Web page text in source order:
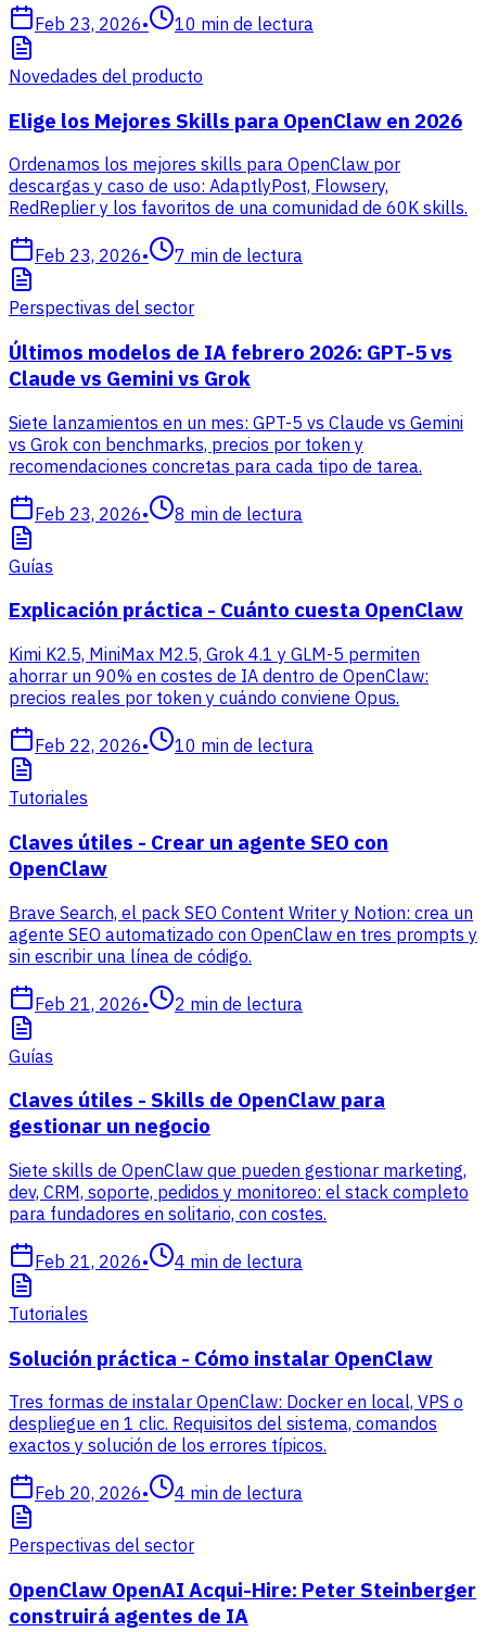
Feb 23, 2026• 10 min de lectura
Novedades del producto
Elige los Mejores Skills para OpenClaw en 2026
Ordenamos los mejores skills para OpenClaw por
descargas y caso de uso: AdaptlyPost, Flowsery,
RedReplier y los favoritos de una comunidad de 60K skills.
Feb 23, 2026• 7 min de lectura
Perspectivas del sector
Últimos modelos de IA febrero 2026: GPT-5 vs
Claude vs Gemini vs Grok
Siete lanzamientos en un mes: GPT-5 vs Claude vs Gemini
vs Grok con benchmarks, precios por token y
recomendaciones concretas para cada tipo de tarea.
Feb 23, 2026• 8 min de lectura
Guías
Explicación práctica - Cuánto cuesta OpenClaw
Kimi K2.5, MiniMax M2.5, Grok 4.1 y GLM-5 permiten
ahorrar un 90% en costes de IA dentro de OpenClaw:
precios reales por token y cuándo conviene Opus.
Feb 22, 2026• 10 min de lectura
Tutoriales
Claves útiles - Crear un agente SEO con
OpenClaw
Brave Search, el pack SEO Content Writer y Notion: crea un
agente SEO automatizado con OpenClaw en tres prompts y
sin escribir una línea de código.
Feb 21, 2026• 2 min de lectura
Guías
Claves útiles - Skills de OpenClaw para
gestionar un negocio
Siete skills de OpenClaw que pueden gestionar marketing,
dev, CRM, soporte, pedidos y monitoreo: el stack completo
para fundadores en solitario, con costes.
Feb 21, 2026• 4 min de lectura
Tutoriales
Solución práctica - Cómo instalar OpenClaw
Tres formas de instalar OpenClaw: Docker en local, VPS o
despliegue en 1 clic. Requisitos del sistema, comandos
exactos y solución de los errores típicos.
Feb 20, 2026• 4 min de lectura
Perspectivas del sector
OpenClaw OpenAI Acqui-Hire: Peter Steinberger
construirá agentes de IA